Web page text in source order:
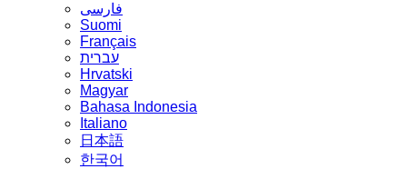
فارسی
Suomi
Français
עברית
Hrvatski
Magyar
Bahasa Indonesia
Italiano
日本語
한국어